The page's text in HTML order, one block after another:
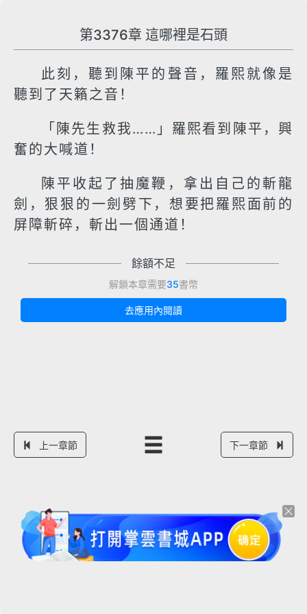
第3376章 這哪裡是石頭
此刻，聽到陳平的聲音，羅熙就像是
聽到了天籟之音！
「陳先生救我……」羅熙看到陳平，興
奮的大喊道！
陳平收起了抽魔鞭，拿出自己的斬龍
劍，狠狠的一劍劈下，想要把羅熙面前的
屏障斬碎，斬出一個通道！
餘額不足
解鎖本章需要35書幣
去應用內閱讀
上一章節 下一章節